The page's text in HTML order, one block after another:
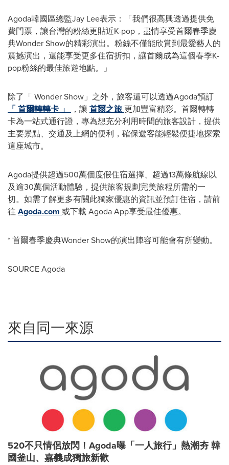
Agoda韓國區總監Jay Lee表示：「我們很高興透過提供免
費門票，讓台灣的粉絲更貼近K-pop，盡情享受首爾春季慶
典Wonder Show的精彩演出。粉絲不僅能欣賞到最愛藝人的
震撼演出，還能享受更多住宿折扣，讓首爾成為這個春季K-
pop粉絲的最佳旅遊地點。」
除了「 Wonder Show」之外，旅客還可以透過Agoda預訂
「 首爾轉轉卡 」
，讓 首爾之旅更加豐富精彩。首爾轉轉
卡為一站式通行證，專為想充分利用時間的旅客設計，提供
主要景點、交通及上網的便利，確保遊客能輕鬆便捷地探索
這座城市。
Agoda提供超過500萬個度假住宿選擇、超過13萬條航線以
及逾30萬個活動體驗，提供旅客規劃完美旅程所需的一
切。如需了解更多有關此獨家優惠的資訊並預訂住宿，請前
往Agoda.com 或下載 Agoda App享受最佳優惠。
* 首爾春季慶典Wonder Show的演出陣容可能會有所變動。
SOURCE Agoda
來自同一來源
520不只情侶放閃！Agoda曝「一人旅行」熱潮夯 韓
國釜山、嘉義成獨旅新歡